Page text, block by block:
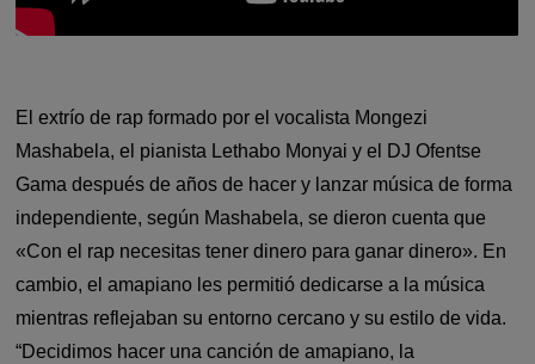
El extrío de rap formado por el vocalista Mongezi
Mashabela, el pianista Lethabo Monyai y el DJ Ofentse
Gama después de años de hacer y lanzar música de forma
independiente, según Mashabela, se dieron cuenta que
«Con el rap necesitas tener dinero para ganar dinero». En
cambio, el amapiano les permitió dedicarse a la música
mientras reflejaban su entorno cercano y su estilo de vida.
“Decidimos hacer una canción de amapiano, la